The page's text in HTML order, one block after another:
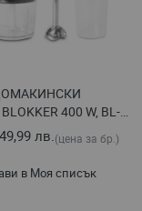
400 W, BL-
49,99 лв.(цена за бр.)
в Моя списък